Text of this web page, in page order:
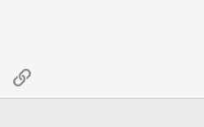
Link